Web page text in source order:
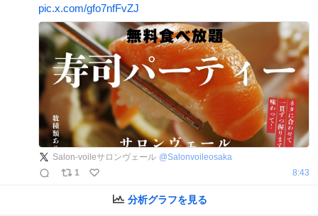
す
pic.x.com/gfo7nfFvZJ
Salon-voileサロンヴェール @Salonvoileosaka
1
8:43
分析グラフを見る